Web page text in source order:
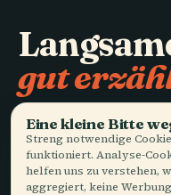
gut
BLEIBEN SIE AUF DEM
Eine kleine Bitte
Streng notwendige
funktioniert. Analyse-
helfen uns zu verstehen,
aggregiert, keine
jederzeit im Footer
Anpassen Alle